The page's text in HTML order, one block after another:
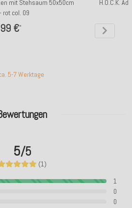
5/5
(1)
1
0
0
mit Stehsaum 50x50cm
rot col. 09
€*
5-7 Werktage
H.O.C.K.